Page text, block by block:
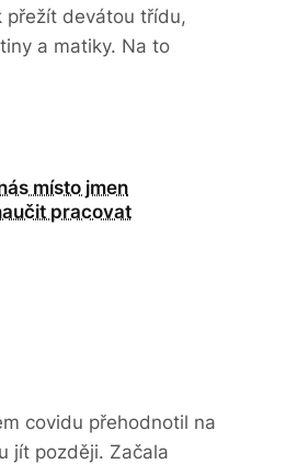
přežít devátou třídu,
a matiky. Na to
místo jmen
pracovat
covidu přehodnotil na
jít později. Začala